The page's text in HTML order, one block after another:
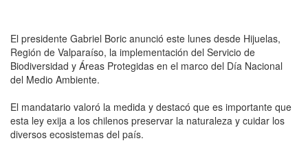
El presidente Gabriel Boric anunció este lunes desde Hijuelas,
Región de Valparaíso, la implementación del Servicio de
Biodiversidad y Áreas Protegidas en el marco del Día Nacional
del Medio Ambiente.
El mandatario valoró la medida y destacó que es importante que
esta ley exija a los chilenos preservar la naturaleza y cuidar los
diversos ecosistemas del país.